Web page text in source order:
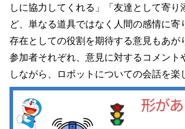
しに協力してくれる」「友達として寄り
ど、単なる道具ではなく人間の感情に寄
存在としての役割を期待する意見もあが
参加者それぞれ、意見に対するコメント
しながら、ロボットについての会話を楽